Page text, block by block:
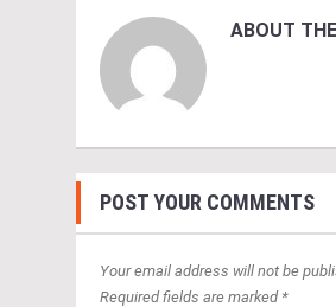
ABOUT
POST YOUR COMMENTS
Your email address will not be
Required fields are marked *